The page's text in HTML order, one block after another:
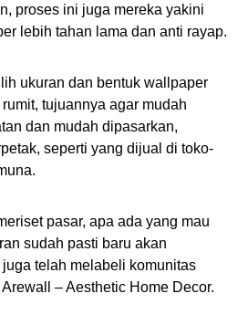
proses ini juga mereka yakini
lebih tahan lama dan anti rayap.
ukuran dan bentuk wallpaper
tujuannya agar mudah
dan mudah dipasarkan,
seperti yang dijual di toko-
pasar, apa ada yang mau
sudah pasti baru akan
telah melabeli komunitas
– Aesthetic Home Decor.